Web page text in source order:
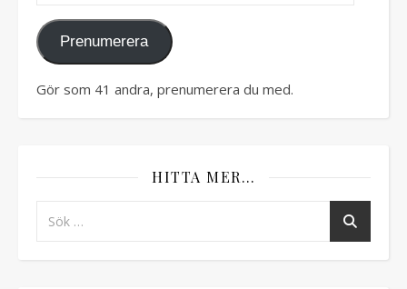
Prenumerera
Gör som 41 andra, prenumerera du med.
HITTA MER…